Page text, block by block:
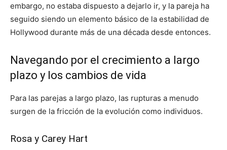
embargo, no estaba dispuesto a dejarlo ir, y la pareja ha
seguido siendo un elemento básico de la estabilidad de
Hollywood durante más de una década desde entonces.
Navegando por el crecimiento a largo
plazo y los cambios de vida
Para las parejas a largo plazo, las rupturas a menudo
surgen de la fricción de la evolución como individuos.
Rosa y Carey Hart